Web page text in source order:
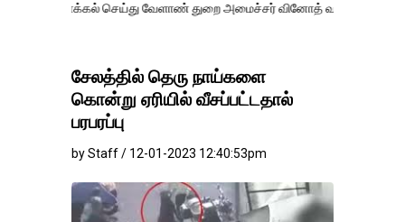
செய்து வேளாண் துறை அமைச்சர் வினோத் வாசித்து வருகிறார். �.
சேலத்தில் தெரு நாய்களை
கொன்று ஏரியில் வீசப்பட்டதால்
பரபரப்பு
by Staff / 12-01-2023 12:40:53pm